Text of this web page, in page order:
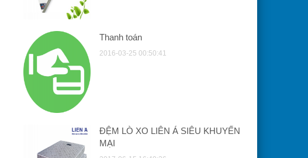
Thanh toán
2016-03-25 00:50:41
ĐỆM LÒ XO LIÊN Á SIÊU KHUYẾN
MẠI